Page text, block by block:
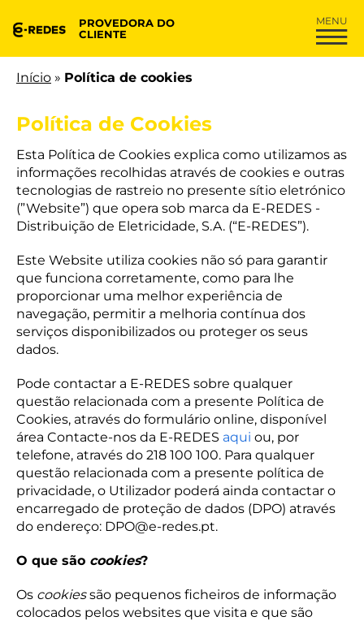
PROVEDORA DO
CLIENTE
Início » Política de cookies
Política de Cookies
Esta Política de Cookies explica como utilizamos as
informações recolhidas através de cookies e outras
tecnologias de rastreio no presente sítio eletrónico
(”Website”) que opera sob marca da E-REDES -
Distribuição de Eletricidade, S.A. (“E-REDES”).
Este Website utiliza cookies não só para garantir
que funciona corretamente, como para lhe
proporcionar uma melhor experiência de
navegação, permitir a melhoria contínua dos
serviços disponibilizados ou proteger os seus
dados.
Pode contactar a E-REDES sobre qualquer
questão relacionada com a presente Política de
Cookies, através do formulário online, disponível
área Contacte-nos da E-REDES aqui ou, por
telefone, através do 218 100 100. Para qualquer
questão relacionada com a presente política de
privacidade, o Utilizador poderá ainda contactar o
encarregado de proteção de dados (DPO) através
do endereço: DPO@e-redes.pt.
O que são cookies?
Os cookiessão pequenos ficheiros de informação
colocados pelos websites que visita e que são